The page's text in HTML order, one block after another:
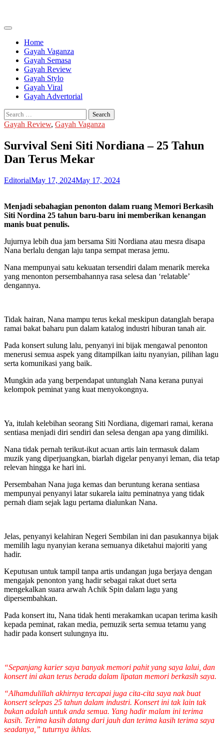
content
Home
Gayah Vaganza
Gayah Semasa
Gayah Review
Gayah Stylo
Gayah Viral
Gayah Advertorial
Search
for:
Gayah Review, Gayah Vaganza
Survival Seni Siti Nordiana – 25 Tahun
Dan Terus Mekar
EditorialMay 17, 2024May 17, 2024
Menjadi sebahagian penonton dalam ruang Memori Berkasih
Siti Nordina 25 tahun baru-baru ini memberikan kenangan
manis buat penulis.
Jujurnya lebih dua jam bersama Siti Nordiana atau mesra disapa
Nana berlalu dengan laju tanpa sempat merasa jemu.
Nana mempunyai satu kekuatan tersendiri dalam menarik mereka
yang menonton persembahannya rasa selesa dan ‘relatable’
dengannya.
Tidak hairan, Nana mampu terus kekal meskipun datanglah berapa
ramai bakat baharu pun dalam katalog industri hiburan tanah air.
Pada konsert sulung lalu, penyanyi ini bijak mengawal penonton
menerusi semua aspek yang ditampilkan iaitu nyanyian, pilihan lagu
serta komunikasi yang baik.
Mungkin ada yang berpendapat untunglah Nana kerana punyai
kelompok peminat yang kuat menyokongnya.
Ya, itulah kelebihan seorang Siti Nordiana, digemari ramai, kerana
sentiasa menjadi diri sendiri dan selesa dengan apa yang dimiliki.
Nana tidak pernah terikut-ikut acuan artis lain termasuk dalam
muzik yang diperjuangkan, biarlah digelar penyanyi leman, dia tetap
relevan hingga ke hari ini.
Persembahan Nana juga kemas dan beruntung kerana sentiasa
mempunyai penyanyi latar sukarela iaitu peminatnya yang tidak
pernah diam sejak lagu pertama dialunkan Nana.
Jelas, penyanyi kelahiran Negeri Sembilan ini dan pasukannya bijak
memilih lagu nyanyian kerana semuanya diketahui majoriti yang
hadir.
Keputusan untuk tampil tanpa artis undangan juga berjaya dengan
mengajak penonton yang hadir sebagai rakat duet serta
mengekalkan suara arwah Achik Spin dalam lagu yang
dipersembahkan.
Pada konsert itu, Nana tidak henti merakamkan ucapan terima kasih
kepada peminat, rakan media, pemuzik serta semua tetamu yang
hadir pada konsert sulungnya itu.
“Sepanjang karier saya banyak memori pahit yang saya lalui, dan
konsert ini akan terus berada dalam lipatan memori berkasih saya.
“Alhamdulillah akhirnya tercapai juga cita-cita saya nak buat
konsert selepas 25 tahun dalam industri. Konsert ini tak lain tak
bukan adalah untuk anda semua. Yang hadir malam ini terima
kasih. Terima kasih datang dari jauh dan terima kasih terima saya
seadanya,” tuturnya ikhlas.